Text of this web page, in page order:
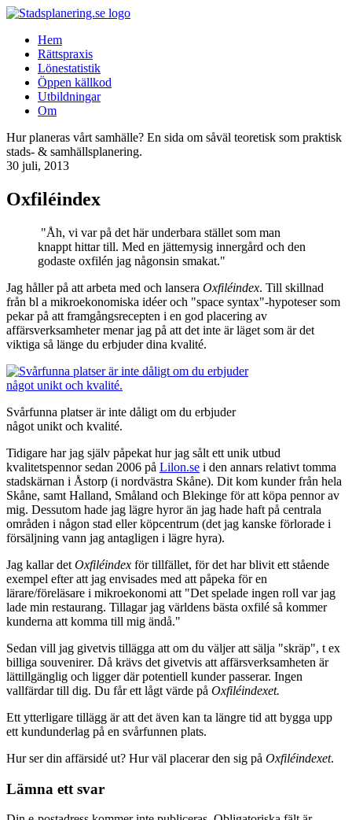
Hem
Rättspraxis
Lönestatistik
Öppen källkod
Utbildningar
Om
Hur planeras vårt samhälle? En sida om såväl teoretisk som praktisk
stads- & samhällsplanering.
30 juli, 2013
Oxfiléindex
"Åh, vi var på det här underbara stället som man
knappt hittar till. Med en jättemysig innergård och den
godaste oxfilén jag någonsin smakat."
Jag håller på att arbeta med och lansera Oxfiléindex. Till skillnad
från bl a mikroekonomiska idéer och "space syntax"-hypoteser som
pekar på att framgångsrecepten i en god placering av
affärsverksamheter menar jag på att det inte är läget som är det
viktiga så länge du erbjuder dina kvalité.
Svårfunna platser är inte dåligt om du erbjuder
något unikt och kvalité.
Tidigare har jag själv påpekat hur jag sålt ett unik utbud
kvalitetspennor sedan 2006 på Lilon.se i den annars relativt tomma
stadskärnan i Åstorp (i nordvästra Skåne). Dit kom kunder från hela
Skåne, samt Halland, Småland och Blekinge för att köpa pennor av
mig. Dessutom hade jag lägre hyror än jag hade haft på centrala
områden i någon stad eller köpcentrum (det jag kanske förlorade i
försäljning vann jag antagligen i lägre hyra).
Jag kallar det Oxfiléindex för tillfället, för det har blivit ett stående
exempel efter att jag envisades med att påpeka för en
lärare/föreläsare i mikroekonomi att "Det spelade ingen roll var jag
lade min restaurang. Tillagar jag världens bästa oxfilé så kommer
kunderna att komma till mig ändå."
Sedan vill jag givetvis tillägga att om du väljer att sälja "skräp", t ex
billiga souvenirer. Då krävs det givetvis att affärsverksamheten är
lättillgänglig och ligger där potentiell kunder passerar. Ingen
vallfärdar till dig. Du får ett lågt värde på Oxfiléindexet.
Ett ytterligare tillägg är att det även kan ta längre tid att bygga upp
ett kundunderlag på en svårfunnen plats.
Hur ser din affärsidé ut? Hur väl placerar den sig på Oxfiléindexet.
Lämna ett svar